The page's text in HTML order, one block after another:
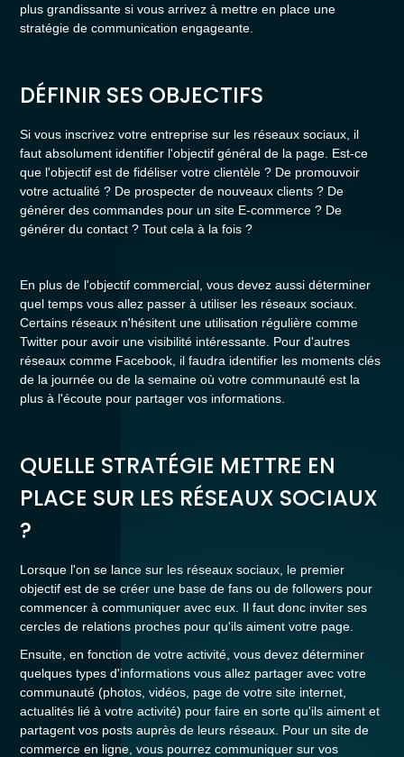
plus grandissante si vous arrivez à mettre en place une
stratégie de communication engageante.
DÉFINIR SES OBJECTIFS
Si vous inscrivez votre entreprise sur les réseaux sociaux, il
faut absolument identifier l'objectif général de la page. Est-ce
que l'objectif est de fidéliser votre clientèle ? De promouvoir
votre actualité ? De prospecter de nouveaux clients ? De
générer des commandes pour un site E-commerce ? De
générer du contact ? Tout cela à la fois ?
En plus de l'objectif commercial, vous devez aussi déterminer
quel temps vous allez passer à utiliser les réseaux sociaux.
Certains réseaux n'hésitent une utilisation régulière comme
Twitter pour avoir une visibilité intéressante. Pour d'autres
réseaux comme Facebook, il faudra identifier les moments clés
de la journée ou de la semaine où votre communauté est la
plus à l'écoute pour partager vos informations.
QUELLE STRATÉGIE METTRE EN
PLACE SUR LES RÉSEAUX SOCIAUX
?
Lorsque l'on se lance sur les réseaux sociaux, le premier
objectif est de se créer une base de fans ou de followers pour
commencer à communiquer avec eux. Il faut donc inviter ses
cercles de relations proches pour qu'ils aiment votre page.
Ensuite, en fonction de votre activité, vous devez déterminer
quelques types d'informations vous allez partager avec votre
communauté (photos, vidéos, page de votre site internet,
actualités lié à votre activité) pour faire en sorte qu'ils aiment et
partagent vos posts auprès de leurs réseaux. Pour un site de
commerce en ligne, vous pourrez communiquer sur vos